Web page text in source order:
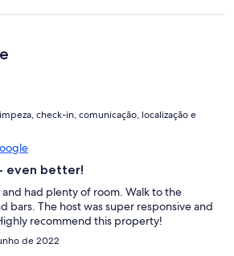
check-in, comunicação, localização e
even better!
had plenty of room. Walk to the
bars. The host was super responsive and
recommend this property!
de 2022